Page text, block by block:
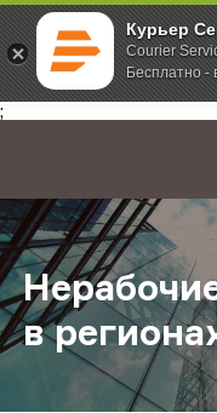
Курьер
Courier
Бесплатно -
;
Главная О компании
в